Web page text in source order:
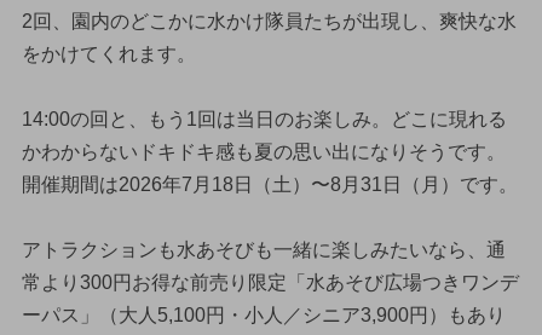
2回、園内のどこかに水かけ隊員たちが出現し、爽快な水
をかけてくれます。
14:00の回と、もう1回は当日のお楽しみ。どこに現れる
かわからないドキドキ感も夏の思い出になりそうです。
開催期間は2026年7月18日（土）〜8月31日（月）です。
アトラクションも水あそびも一緒に楽しみたいなら、通
常より300円お得な前売り限定「水あそび広場つきワンデ
ーパス」（大人5,100円・小人／シニア3,900円）もあり